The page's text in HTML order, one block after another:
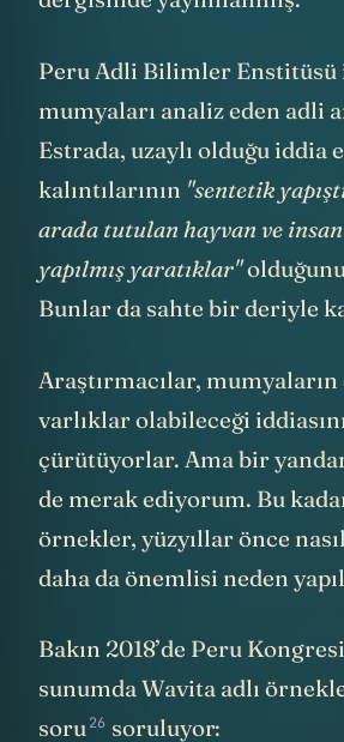
Peru Adli Bilimler Enstitüsü
mumyaları analiz eden adli
Estrada, uzaylı olduğu iddia
kalıntılarının "sentetik
arada tutulan hayvan ve
yapılmış yaratıklar"
Bunlar da sahte bir deriyle
Araştırmacılar, mumyaların
varlıklar olabileceği
çürütüyorlar. Ama bir
de merak ediyorum. Bu
örnekler, yüzyıllar önce nasıl
daha da önemlisi neden
Bakın 2018’de Peru
sunumda Wavita adlı
soru26 soruluyor: